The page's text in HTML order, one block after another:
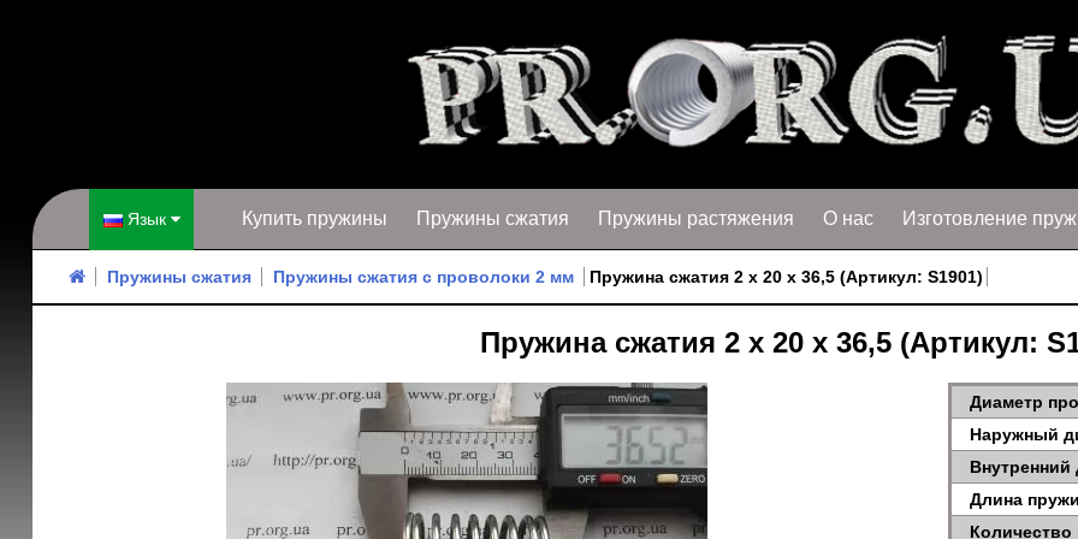
Купить пружины Пружины сжатия Пружины растяжения О нас Изготовление
Язык
Пружины сжатия Пружины сжатия с проволоки 2 мм Пружина сжатия 2 х 20 х 36,5 (Артикул: S1901)
Пружина сжатия 2 х 20 х 36,5 (Артикул:
Диаметр
Наружный
Длина